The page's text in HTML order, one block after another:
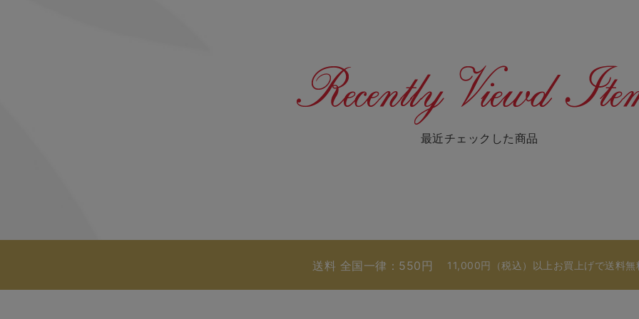
最近チェックした商品
送料 全国一律：550円 11,000円（税込）以上お買上げで送料無